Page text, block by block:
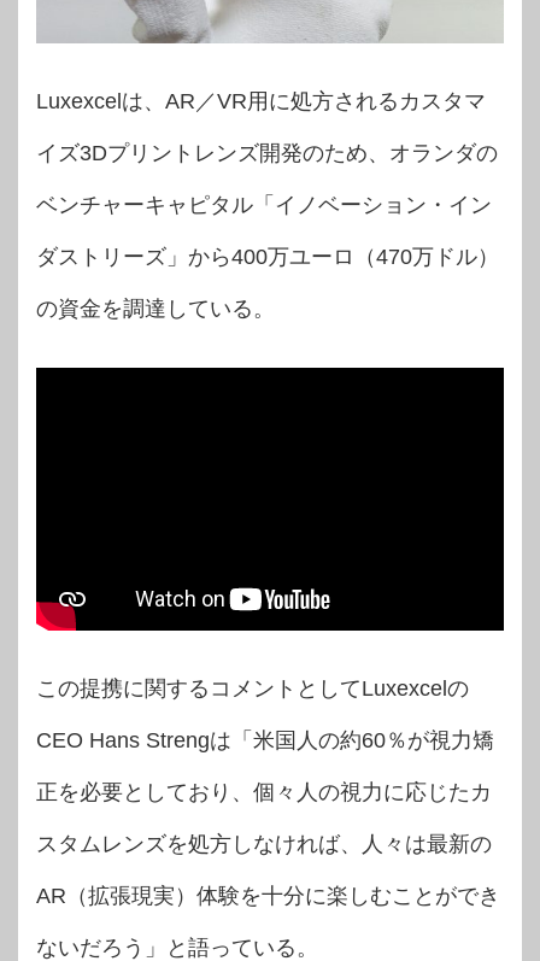
Luxexcelは、AR／VR用に処方されるカスタマ
イズ3Dプリントレンズ開発のため、オランダの
ベンチャーキャピタル「イノベーション・イン
ダストリーズ」から400万ユーロ（470万ドル）
の資金を調達している。
この提携に関するコメントとしてLuxexcelの
CEO Hans Strengは「米国人の約60％が視力矯
正を必要としており、個々人の視力に応じたカ
スタムレンズを処方しなければ、人々は最新の
AR（拡張現実）体験を十分に楽しむことができ
ないだろう」と語っている。